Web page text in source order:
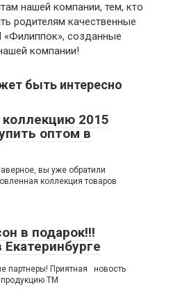
нашей компании, тем, кто
родителям качественные
созданные
компании!
быть интересно
2015
оптом в
вы уже обратили
коллекция товаров
в подарок!!!
партнеры! Приятная новость
ТМ